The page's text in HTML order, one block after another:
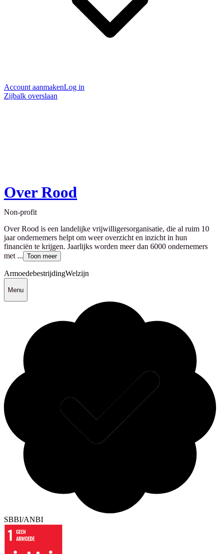
Account aanmakenLog in
Zijbalk overslaan
Over Rood
Non-profit
Over Rood is een landelijke vrijwilligersorganisatie, die al ruim 10
jaar ondernemers helpt om weer overzicht en inzicht in hun
financiën te krijgen. Jaarlijks worden meer dan 6000 ondernemers
met ... Toon meer
ArmoedebestrijdingWelzijn
Menu
SBBI/ANBI